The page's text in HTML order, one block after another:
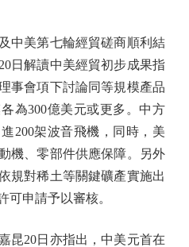
美第七輪經貿磋商順利結
日解讀中美經貿初步成果指
事會項下討論同等規模產品
為300億美元或更多。中方
200架波音飛機，同時，美
機、零部件供應保障。另外
規對稀土等關鍵礦產實施出
可申請予以審核。
20日亦指出，中美元首在